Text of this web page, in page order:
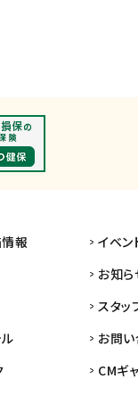
報
イベン
お知ら
スタッ
お問
CMギ